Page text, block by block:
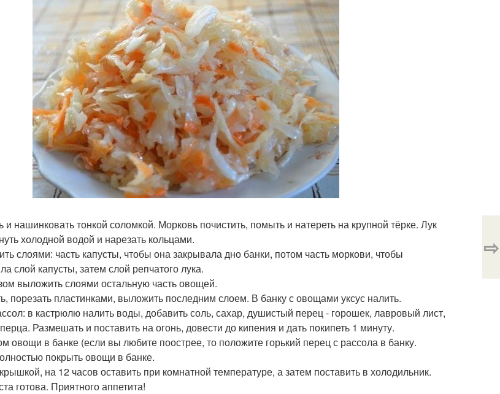
и нашинковать тонкой соломкой. Морковь почистить, помыть и натереть на крупной тёрке. Лук
холодной водой и нарезать кольцами.
слоями: часть капусты, чтобы она закрывала дно банки, потом часть моркови, чтобы
слой капусты, затем слой репчатого лука.
выложить слоями остальную часть овощей.
порезать пластинками, выложить последним слоем. В банку с овощами уксус налить.
в кастрюлю налить воды, добавить соль, сахар, душистый перец - горошек, лавровый лист,
перца. Размешать и поставить на огонь, довести до кипения и дать покипеть 1 минуту.
овощи в банке (если вы любите поострее, то положите горький перец с рассола в банку.
покрыть овощи в банке.
на 12 часов оставить при комнатной температуре, а затем поставить в холодильник.
готова. Приятного аппетита!
⇨